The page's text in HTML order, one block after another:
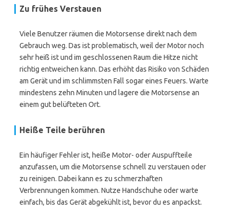
Zu frühes Verstauen
Viele Benutzer räumen die Motorsense direkt nach dem
Gebrauch weg. Das ist problematisch, weil der Motor noch
sehr heiß ist und im geschlossenen Raum die Hitze nicht
richtig entweichen kann. Das erhöht das Risiko von Schäden
am Gerät und im schlimmsten Fall sogar eines Feuers. Warte
mindestens zehn Minuten und lagere die Motorsense an
einem gut belüfteten Ort.
Heiße Teile berühren
Ein häufiger Fehler ist, heiße Motor- oder Auspuffteile
anzufassen, um die Motorsense schnell zu verstauen oder
zu reinigen. Dabei kann es zu schmerzhaften
Verbrennungen kommen. Nutze Handschuhe oder warte
einfach, bis das Gerät abgekühlt ist, bevor du es anpackst.